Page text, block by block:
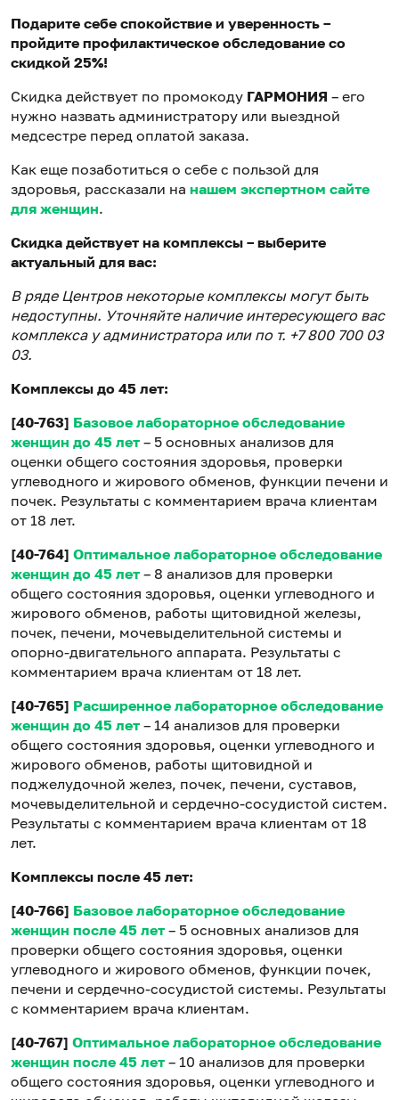
Подарите себе спокойствие и уверенность –
пройдите профилактическое обследование со
скидкой 25%!
Скидка действует по промокоду ГАРМОНИЯ – его
нужно назвать администратору или выездной
медсестре перед оплатой заказа.
Как еще позаботиться о себе с пользой для
здоровья, рассказали на нашем экспертном сайте
для женщин.
Скидка действует на комплексы – выберите
актуальный для вас:
В ряде Центров некоторые комплексы могут быть
недоступны. Уточняйте наличие интересующего вас
комплекса у администратора или по т. +7 800 700 03
03.
Комплексы до 45 лет:
[40-763] Базовое лабораторное обследование
женщин до 45 лет – 5 основных анализов для
оценки общего состояния здоровья, проверки
углеводного и жирового обменов, функции печени и
почек. Результаты с комментарием врача клиентам
от 18 лет.
[40-764] Оптимальное лабораторное обследование
женщин до 45 лет – 8 анализов для проверки
общего состояния здоровья, оценки углеводного и
жирового обменов, работы щитовидной железы,
почек, печени, мочевыделительной системы и
опорно-двигательного аппарата. Результаты с
комментарием врача клиентам от 18 лет.
[40-765] Расширенное лабораторное обследование
женщин до 45 лет – 14 анализов для проверки
общего состояния здоровья, оценки углеводного и
жирового обменов, работы щитовидной и
поджелудочной желез, почек, печени, суставов,
мочевыделительной и сердечно-сосудистой систем.
Результаты с комментарием врача клиентам от 18
лет.
Комплексы после 45 лет:
[40-766] Базовое лабораторное обследование
женщин после 45 лет – 5 основных анализов для
проверки общего состояния здоровья, оценки
углеводного и жирового обменов, функции почек,
печени и сердечно-сосудистой системы. Результаты
с комментарием врача клиентам.
[40-767] Оптимальное лабораторное обследование
женщин после 45 лет – 10 анализов для проверки
общего состояния здоровья, оценки углеводного и